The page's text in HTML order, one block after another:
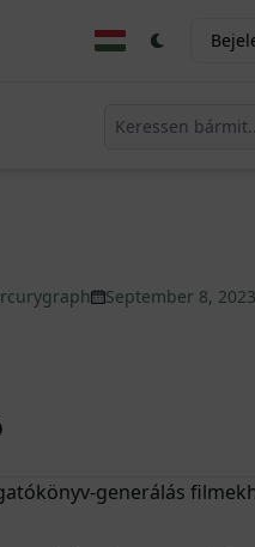
September 8, 2023
generálás